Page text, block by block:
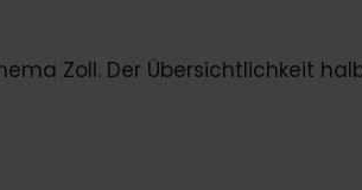
Zoll. Der Übersichtlichkeit